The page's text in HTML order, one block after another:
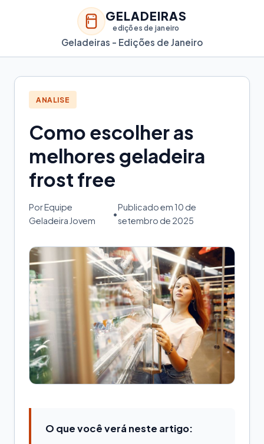
GELADEIRAS
edições de janeiro
Geladeiras - Edições de Janeiro
ANALISE
Como escolher as
melhores geladeira
frost free
Por Equipe
Geladeira Jovem
•
Publicado em 10 de
setembro de 2025
O que você verá neste artigo: